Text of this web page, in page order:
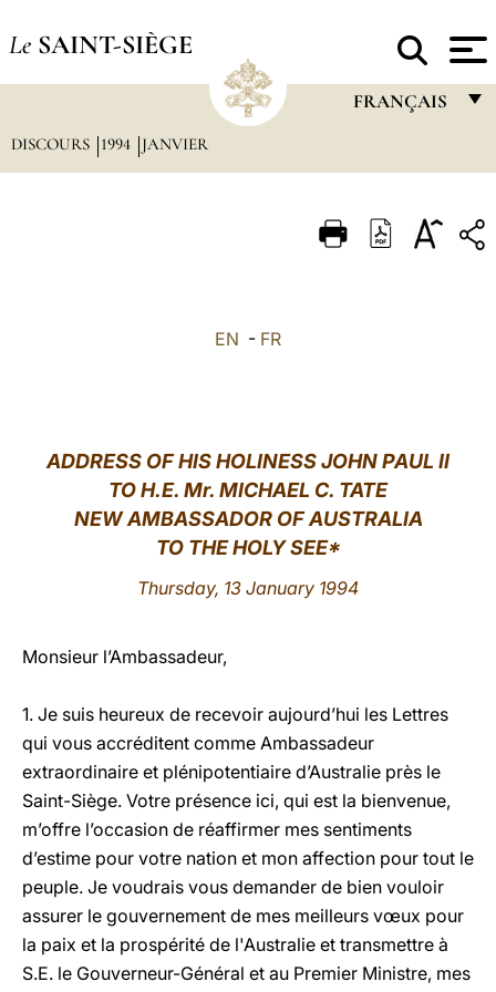
Le SAINT-SIÈGE
FRANÇAIS
ITALIANO
中文
LATINE
DISCOURS 1994 JANVIER
EN - FR
ADDRESS OF HIS HOLINESS JOHN PAUL II
TO H.E. Mr. MICHAEL C. TATE
NEW AMBASSADOR OF AUSTRALIA
TO THE HOLY SEE*
Thursday, 13 January 1994
Monsieur l’Ambassadeur,
1. Je suis heureux de recevoir aujourd’hui les Lettres
qui vous accréditent comme Ambassadeur
extraordinaire et plénipotentiaire d’Australie près le
Saint-Siège. Votre présence ici, qui est la bienvenue,
m’offre l’occasion de réaffirmer mes sentiments
d’estime pour votre nation et mon affection pour tout le
peuple. Je voudrais vous demander de bien vouloir
assurer le gouvernement de mes meilleurs vœux pour
la paix et la prospérité de l'Australie et transmettre à
S.E. le Gouverneur-Général et au Premier Ministre, mes